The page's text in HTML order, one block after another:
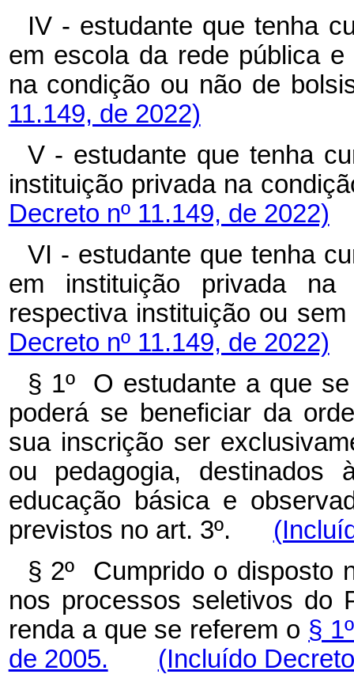
IV - estudante que tenha
em escola da rede pública
na condição ou não de
11.149, de 2022)
V - estudante que tenha
instituição privada na
Decreto nº 11.149, de 2022)
VI - estudante que tenha
em instituição privada
respectiva instituição ou
Decreto nº 11.149, de 2022)
§ 1º O estudante a que
poderá se beneficiar da
sua inscrição ser
ou pedagogia,
educação básica e
previstos no art. 3º.
§ 2º Cumprido o disposto
nos processos seletivos do
renda a que se referem o § 1º
de 2005.
(Incluído